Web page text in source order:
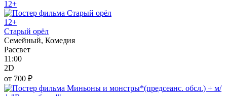
12+
12+
Старый орёл
Семейный, Комедия
Рассвет
11:00
2D
от 700 ₽